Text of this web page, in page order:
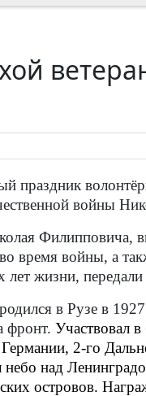
праздник
войны
Филипповича,
время войны, а
лет жизни,
в Рузе в
фронт. Участвовал в
2-го
над
островов.